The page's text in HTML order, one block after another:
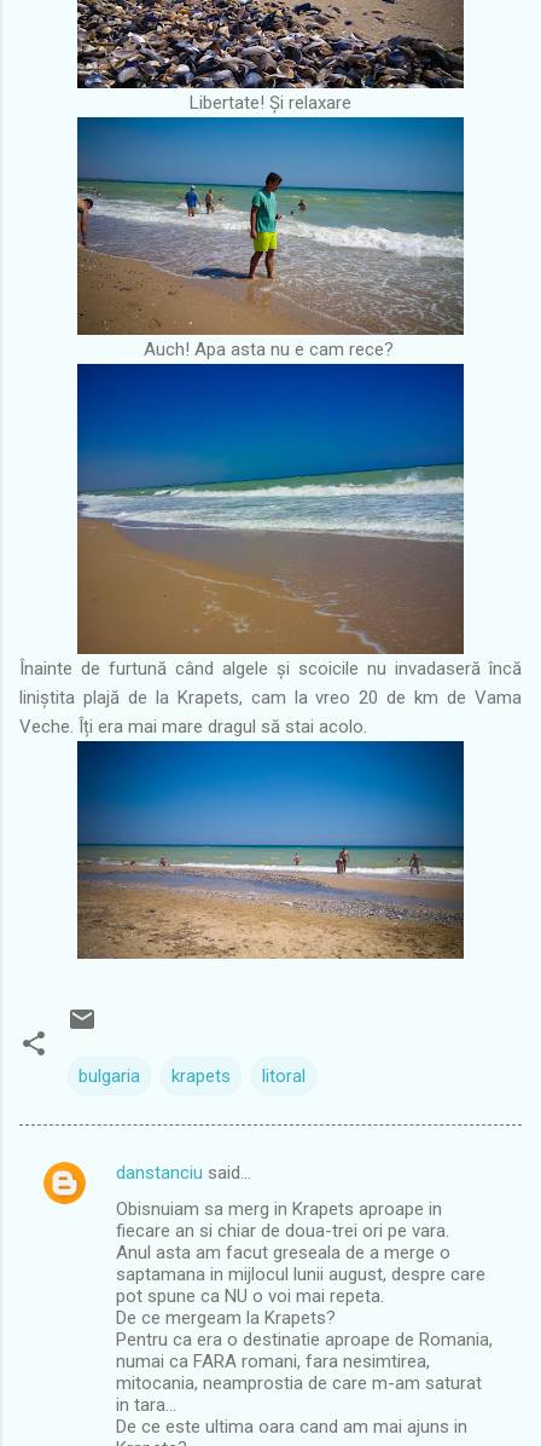
Libertate! Și relaxare
Auch! Apa asta nu e cam rece?
Înainte de furtună când algele și scoicile nu invadaseră încă
liniștita plajă de la Krapets, cam la vreo 20 de km de Vama
Veche. Îți era mai mare dragul să stai acolo.
bulgaria krapets litoral
C
danstanciu said…
Obisnuiam sa merg in Krapets aproape in
fiecare an si chiar de doua-trei ori pe vara.
Anul asta am facut greseala de a merge o
saptamana in mijlocul lunii august, despre care
pot spune ca NU o voi mai repeta.
De ce mergeam la Krapets?
Pentru ca era o destinatie aproape de Romania,
numai ca FARA romani, fara nesimtirea,
mitocania, neamprostia de care m-am saturat
in tara...
De ce este ultima oara cand am mai ajuns in